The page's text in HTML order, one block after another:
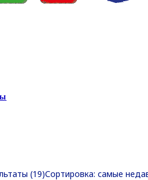
(19)Сортировка: самые